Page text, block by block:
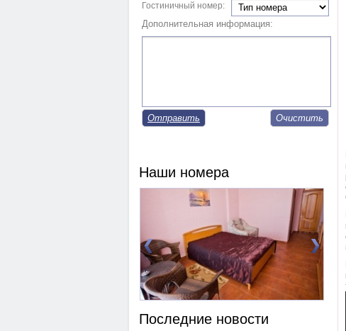
Гостиничный номер:
Дополнительная информация:
Отправить
Наши номера
Последние новости